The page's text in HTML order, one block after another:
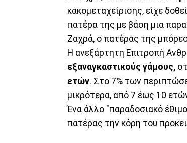
κακομεταχείρισης, είχε
πατέρα της με βάση μια
Ζαχρά, ο πατέρας της
Η ανεξάρτητη Επιτροπή
εξαναγκαστικούς γάμους,
ετών. Στο 7% των
μικρότερα, από 7 έως 10
Ένα άλλο "παραδοσιακό
πατέρας την κόρη του